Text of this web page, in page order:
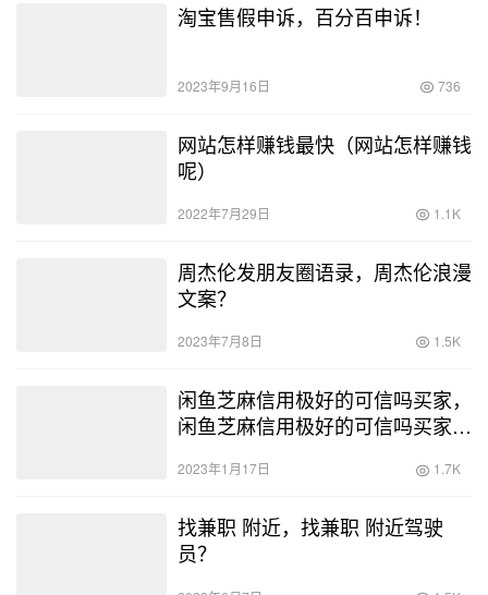
淘宝售假申诉，百分百申诉！
2023年9月16日 736
网站怎样赚钱最快（网站怎样赚钱
呢）
2022年7月29日 1.1K
周杰伦发朋友圈语录，周杰伦浪漫
文案？
2023年7月8日 1.5K
闲鱼芝麻信用极好的可信吗买家，
闲鱼芝麻信用极好的可信吗买家知
2023年1月17日 1.7K
找兼职 附近，找兼职 附近驾驶
员？